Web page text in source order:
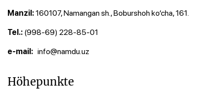
Manzil:160107, Namangan sh., Boburshoh ko‘cha, 161.
Tel.: (998-69) 228-85-01
e-mail: info@namdu.uz
Höhepunkte